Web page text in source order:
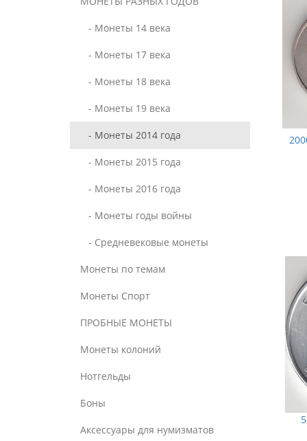
- Монеты 14 века
- Монеты 17 века
- Монеты 18 века
- Монеты 19 века
- Монеты 2014 года
- Монеты 2015 года
- Монеты 2016 года
- Монеты годы войны
- Средневековые монеты
Монеты по темам
Монеты Спорт
ПРОБНЫЕ МОНЕТЫ
Монеты колоний
Нотгельды
Боны
Аксессуары для нумизматов